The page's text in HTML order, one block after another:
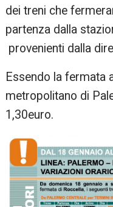
dei treni che
partenza dalla
provenienti dalla
Essendo la fermata
metropolitano di
1,30euro.